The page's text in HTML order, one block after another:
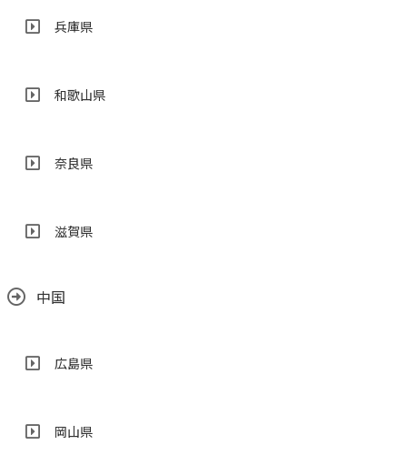
兵庫県
和歌山県
奈良県
滋賀県
中国
広島県
岡山県